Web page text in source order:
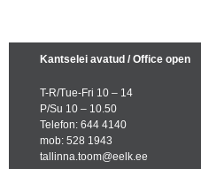
Kantselei avatud / Office open
T-R/Tue-Fri 10 – 14
P/Su 10 – 10.50
Telefon: 644 4140
mob: 528 1943
tallinna.toom@eelk.ee